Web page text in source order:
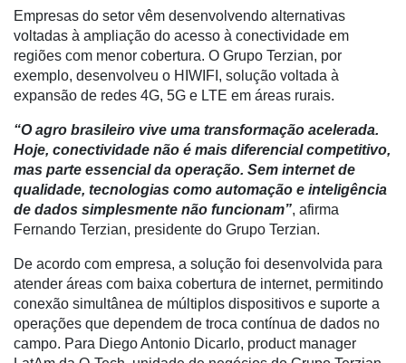
Commerce
Informatização
da
Agricultura
Vertical
Software
Empresarial
Tecnologia
para
Recursos
Membros
Liberali
Netrin
Empresas do setor vêm desenvolvendo alternativas
voltadas à ampliação do acesso à conectividade em
regiões com menor cobertura. O Grupo Terzian, por
exemplo, desenvolveu o HIWIFI, solução voltada à
expansão de redes 4G, 5G e LTE em áreas rurais.
“O agro brasileiro vive uma transformação acelerada.
Hoje, conectividade não é mais diferencial competitivo,
mas parte essencial da operação. Sem internet de
qualidade, tecnologias como automação e inteligência
de dados simplesmente não funcionam”, afirma
Fernando Terzian, presidente do Grupo Terzian.
De acordo com empresa, a solução foi desenvolvida para
atender áreas com baixa cobertura de internet, permitindo
conexão simultânea de múltiplos dispositivos e suporte a
operações que dependem de troca contínua de dados no
campo. Para Diego Antonio Dicarlo, product manager